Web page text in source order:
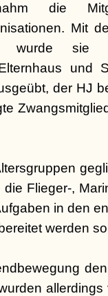
die
Mit
wurde sie
und
der HJ
Flieger-,
in den
werden